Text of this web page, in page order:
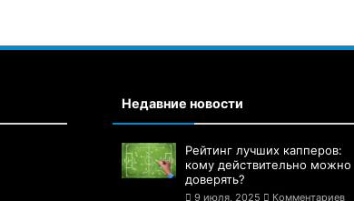
Недавние новости
Рейтинг лучших капперов:
кому действительно можно
доверять?
9 июля, 2025 Комментариев